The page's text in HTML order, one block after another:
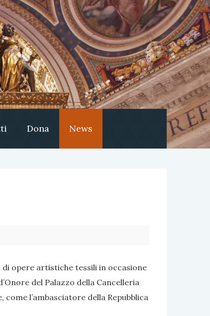
Dona News
opere artistiche tessili in occasione
del Palazzo della Cancelleria
l’ambasciatore della Repubblica